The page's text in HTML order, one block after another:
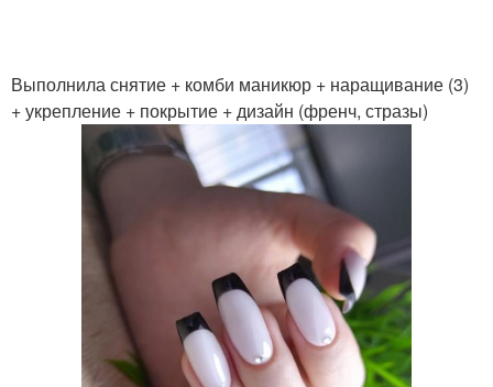
Выполнила снятие + комби маникюр + наращивание (3)
+ укрепление + покрытие + дизайн (френч, стразы)